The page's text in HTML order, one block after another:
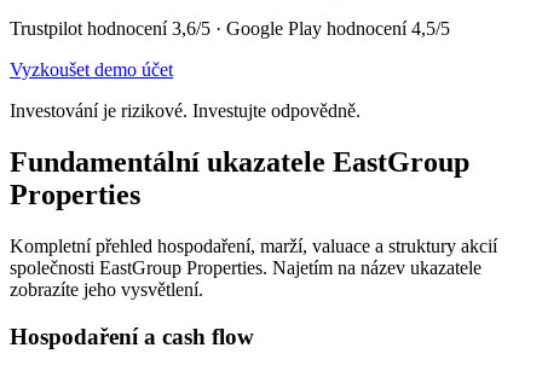
Trustpilot hodnocení 3,6/5 · Google Play hodnocení 4,5/5
Vyzkoušet demo účet
Investování je rizikové. Investujte odpovědně.
Fundamentální ukazatele EastGroup
Properties
Kompletní přehled hospodaření, marží, valuace a struktury akcií
společnosti EastGroup Properties. Najetím na název ukazatele
zobrazíte jeho vysvětlení.
Hospodaření a cash flow